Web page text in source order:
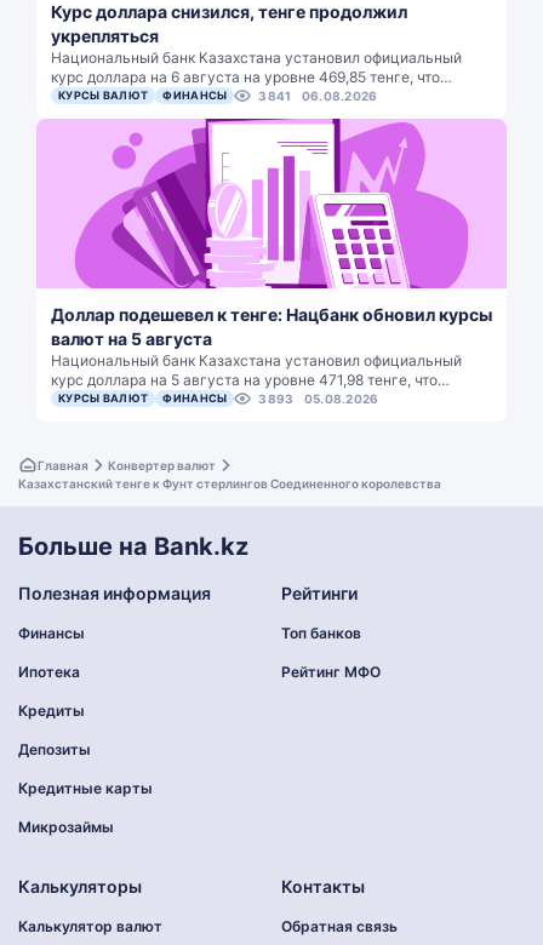
Курс доллара снизился, тенге продолжил
укрепляться
Национальный банк Казахстана установил официальный
курс доллара на 6 августа на уровне 469,85 тенге, что…
КУРСЫ ВАЛЮТ ФИНАНСЫ 3841 06.08.2026
Доллар подешевел к тенге: Нацбанк обновил курсы
валют на 5 августа
Национальный банк Казахстана установил официальный
курс доллара на 5 августа на уровне 471,98 тенге, что…
КУРСЫ ВАЛЮТ ФИНАНСЫ 3893 05.08.2026
Главная
Конвертер валют
Казахстанский тенге к Фунт стерлингов Соединенного королевства
Больше на Bank.kz
Полезная информация
Финансы
Ипотека
Кредиты
Депозиты
Кредитные карты
Микрозаймы
Рейтинги
Топ банков
Рейтинг МФО
Калькуляторы
Калькулятор валют
Контакты
Обратная связь